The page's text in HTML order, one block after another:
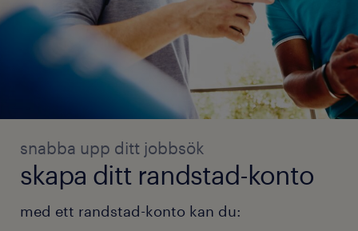
snabba upp ditt jobbsök
skapa ditt randstad-konto
med ett randstad-konto kan du: